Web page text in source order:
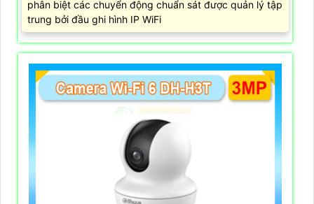
phân biệt các chuyển động chuẩn sát được quản lý tập
trung bởi đầu ghi hình IP WiFi